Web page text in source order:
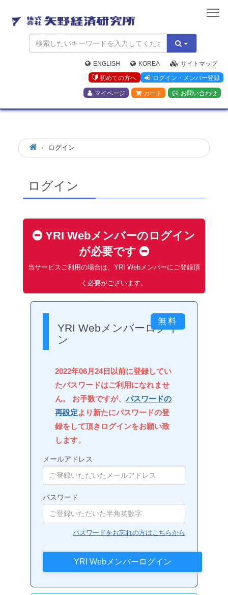
矢
野
経
済
研
究
所
ENGLISH KOREA
サイトマップ
初めての方へ
ログイン・メンバー登録
マイページ カート お問い合わせ
ログイン
ログイン
YRI Webメンバーのログイン
が必要です
当サービスご利用の場合は、YRI Webメンバーにご登録頂
く必要がございます。
YRI Webメンバーログイ
ン
2022年06月24日以前に登録してい
たパスワードはご利用になれませ
ん。 お手数ですが、 パスワードの
再設定より新たにパスワードの登
録をして頂きログインをお願い致
します。
メールアドレス
パスワード
パスワードをお忘れの方はこちらから